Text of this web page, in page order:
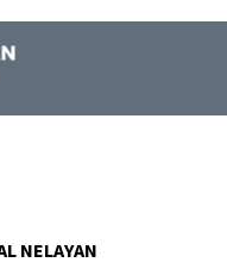
NELAYAN